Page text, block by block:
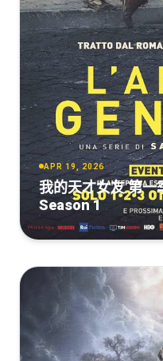
APR 19, 2026
我的天才女友 第
Season 1